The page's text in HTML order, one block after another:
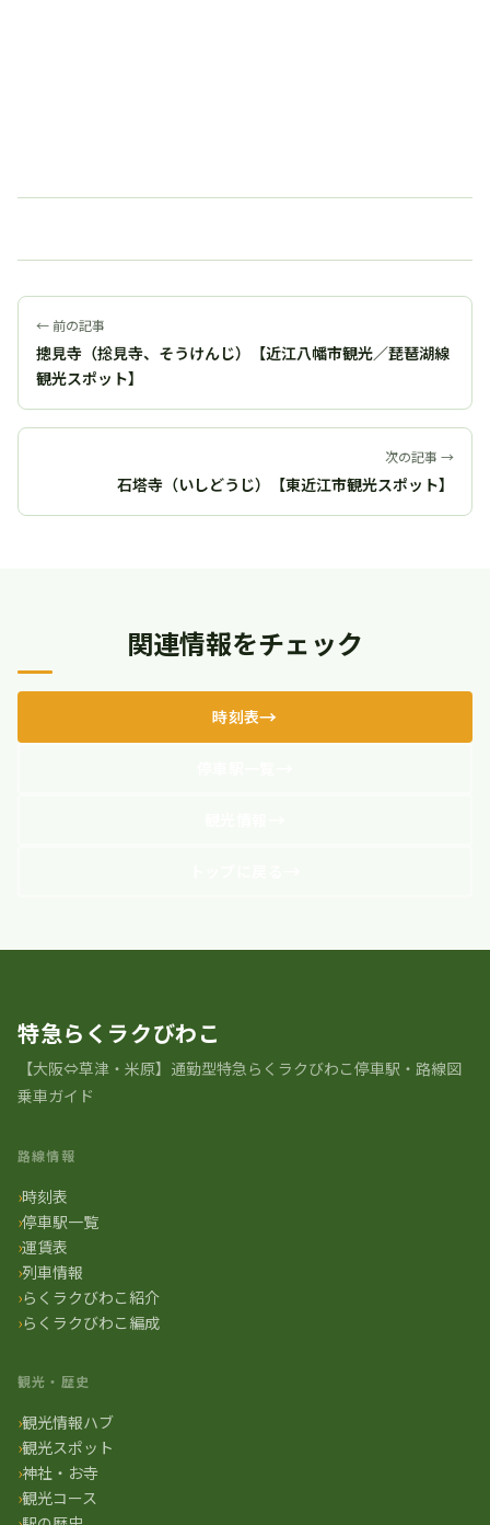
← 前の記事
摠見寺（捴見寺、そうけんじ）【近江八幡市観光／琵琶湖線
観光スポット】
次の記事 →
石塔寺（いしどうじ）【東近江市観光スポット】
関連情報をチェック
時刻表
特急らくラクびわこ
【大阪⇔草津・米原】通勤型特急らくラクびわこ停車駅・路線図
乗車ガイド
路線情報
時刻表
停車駅一覧
運賃表
列車情報
らくラクびわこ紹介
らくラクびわこ編成
観光・歴史
観光情報ハブ
観光スポット
神社・お寺
観光コース